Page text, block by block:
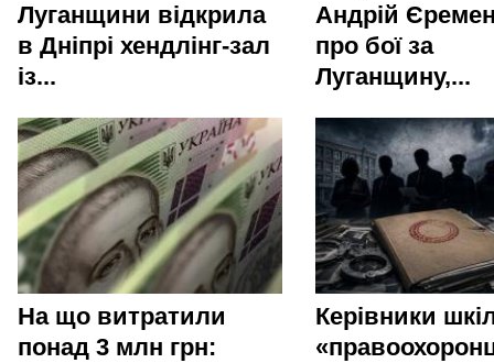
Луганщини відкрила
в Дніпрі хендлінг-зал
із...
Андрій
про бої за
Луганщину,...
На що витратили
понад 3 млн грн:
Керівники